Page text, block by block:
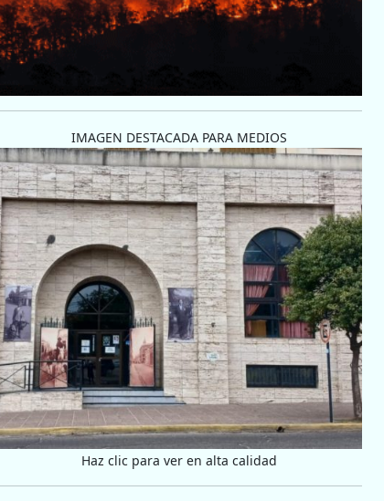
IMAGEN DESTACADA PARA MEDIOS
Haz clic para ver en alta calidad